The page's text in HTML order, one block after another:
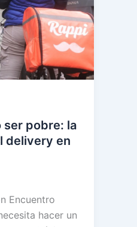
ser pobre: la
delivery en
Encuentro
hacer un